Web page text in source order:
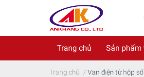
Trang chủ Sản phẩm
Trang chủ / Van điện từ hộp số